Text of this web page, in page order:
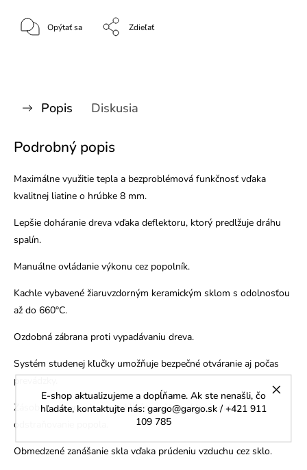
E-shop aktualizujeme a dopĺňame. Ak ste nenašli, čo
hľadáte, kontaktujte nás: gargo@gargo.sk / +421 911
109 785
Opýtať sa Zdieľať
Popis Diskusia
Podrobný popis
Maximálne využitie tepla a bezproblémová funkčnosť vďaka
kvalitnej liatine o hrúbke 8 mm.
Lepšie doháranie dreva vďaka deflektoru, ktorý predlžuje dráhu
spalín.
Manuálne ovládanie výkonu cez popolník.
Kachle vybavené žiaruvzdorným keramickým sklom s odolnosťou
až do 660°C.
Ozdobná zábrana proti vypadávaniu dreva.
Systém studenej kľučky umožňuje bezpečné otváranie aj počas
prevádzky.
Zásobník na popol s pohyblivým roštom, ktorý uľahčuje
odstraňovanie popola.
Obmedzené zanášanie skla vďaka prúdeniu vzduchu cez sklo.